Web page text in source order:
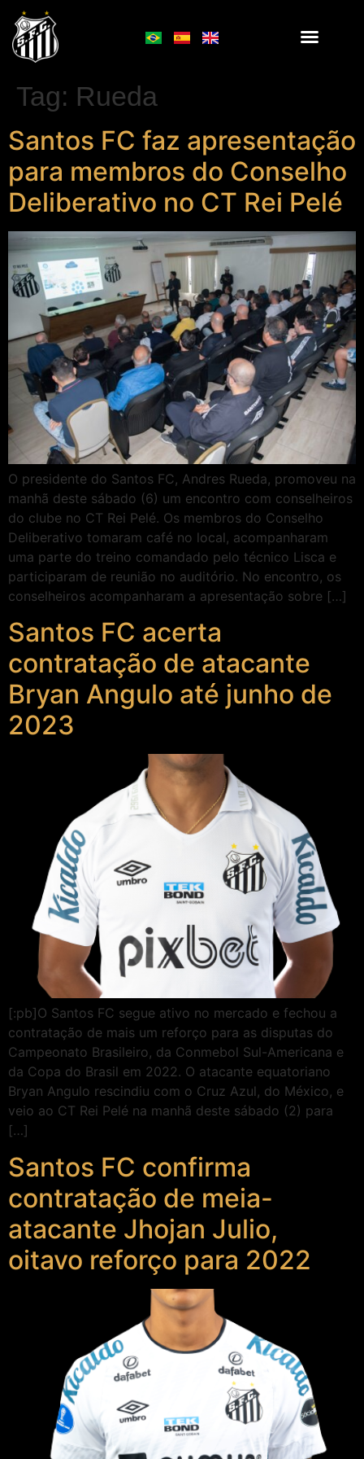
Tag: Rueda
Santos FC faz apresentação
para membros do Conselho
Deliberativo no CT Rei Pelé
O presidente do Santos FC, Andres Rueda, promoveu na
manhã deste sábado (6) um encontro com conselheiros
do clube no CT Rei Pelé. Os membros do Conselho
Deliberativo tomaram café no local, acompanharam
uma parte do treino comandado pelo técnico Lisca e
participaram de reunião no auditório. No encontro, os
conselheiros acompanharam a apresentação sobre […]
Santos FC acerta
contratação de atacante
Bryan Angulo até junho de
2023
[:pb]O Santos FC segue ativo no mercado e fechou a
contratação de mais um reforço para as disputas do
Campeonato Brasileiro, da Conmebol Sul-Americana e
da Copa do Brasil em 2022. O atacante equatoriano
Bryan Angulo rescindiu com o Cruz Azul, do México, e
veio ao CT Rei Pelé na manhã deste sábado (2) para
[…]
Santos FC confirma
contratação de meia-
atacante Jhojan Julio,
oitavo reforço para 2022